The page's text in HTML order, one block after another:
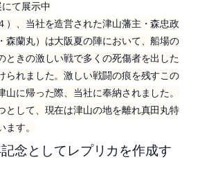
て展示中
）、当社を造営された津山藩主・森忠政
蘭丸）は大阪夏の陣において、船場の
ときの激しい戦で多くの死傷者を出した
られました。激しい戦闘の痕を残すこの
に帰った際、当社に奉納されました。
として、現在は津山の地を離れ真田丸特
す。
念としてレプリカを作成す